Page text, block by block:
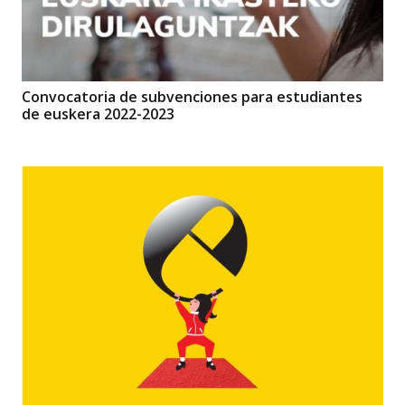
Convocatoria de subvenciones para estudiantes
de euskera 2022-2023